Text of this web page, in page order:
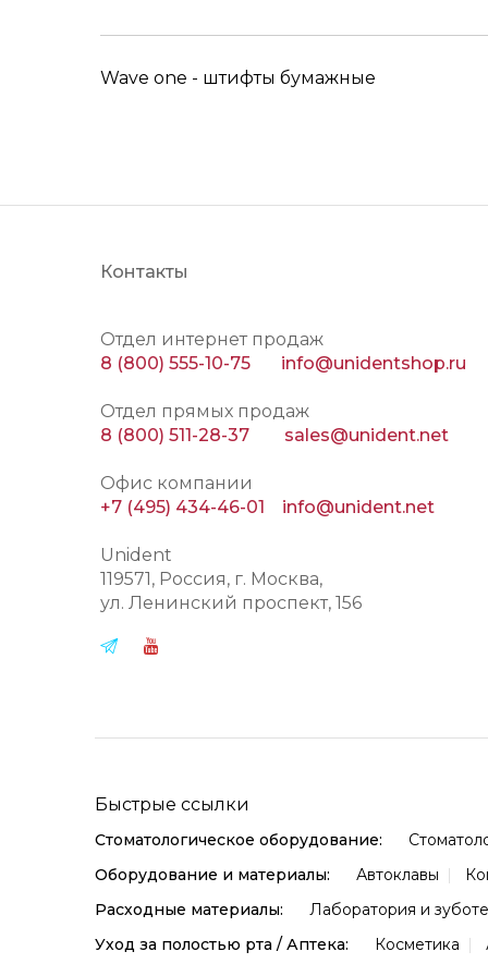
Wave one - штифты бумажные
Контакты
Отдел интернет продаж
8 (800) 555-10-75
info@unidentshop.ru
Отдел прямых продаж
8 (800) 511-28-37
sales@unident.net
Офис компании
+7 (495) 434-46-01
info@unident.net
Unident
119571, Россия, г. Москва,
ул. Ленинский проспект, 156
Быстрые ссылки
Стоматологическое оборудование:
Оборудование и материалы:
Автоклавы
Расходные материалы:
Лаборатория и
Уход за полостью рта / Аптека:
Косметика